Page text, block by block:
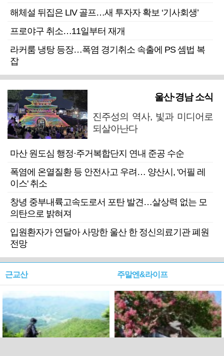
해체설 뒤집은 LIV 골프…새 투자자 확보 ‘기사회생’
프로야구 취소…11일부터 재개
라커룸 냉탕 등장…폭염 경기취소 속출에 PS 셈법 복
잡
울산·경남 소식
진주성의 역사, 빛과 미디어로
되살아난다
마산 원도심 행정·주거복합단지 연내 준공 수순
폭염에 온열질환 등 안전사고 우려… 양산시, '어필 레
이스' 취소
창녕 중부내륙고속도로서 포탄 발견…살상력 없는 모
의탄으로 밝혀져
입원환자가 연달아 사망한 울산 한 정신의료기관 폐원
전망
근교산 주말엔&라이프